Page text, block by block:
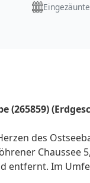
(265859)
des
Chaussee
entfernt. Im